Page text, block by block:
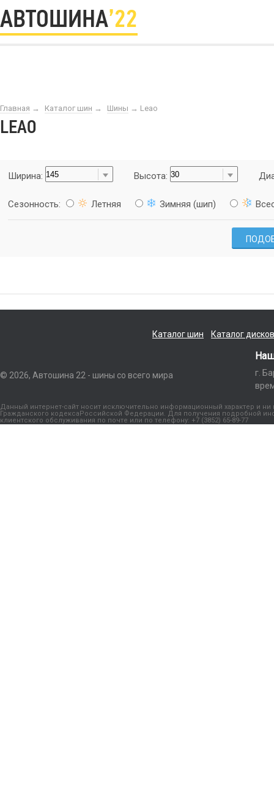
АВТОШИНА’22
Главная → Каталог шин → Шины → Leao
LEAO
Ширина: Высота:
Сезонность: Летняя Зимняя (шип)
Каталог шин Каталог дисков
© 2026, Автошина 22 - шины со всего мира
г.
Данный интернет-сайт носит исключительно информационный характер и
Гражданского кодексаРоссийской Федерации. Для получения подробной
клиентского обслуживания по почте или по телефону: +7 (3852) 65-89-77